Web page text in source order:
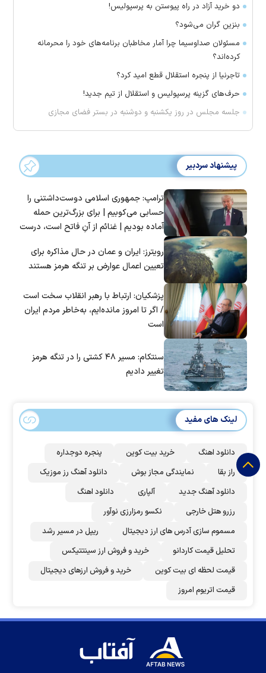
دو خرید آزاد در راه پیوستن به پرسپولیس!
بنزین گران می‌شود؟
مسئولان صداوسیما چرا آمار مخاطبان برنامه‌های خود را محرمانه
کرده‌اند؟
تاجرنیا از پنجره استقلال قطع امید کرد؟
حرف‌های گزینه پرسپولیس و استقلال از تیم جدید!
جلسه مجلس در روز یکشنبه و دوشنبه در بستر فضای مجازی
پیشنهاد سردبیر
ترامپ: جمهوری اسلامی دوست‌داشتنی را
حسابی می‌کوبیم | برای بزرگ‌ترین حمله
آماده بودیم | غنائم از آنِ فاتح است، درست
رویترز: ایران و عمان در حال مذاکره برای
تعیین اعمال عوارض بر تنگه هرمز هستند
پزشکیان: ارتباط با رهبر انقلاب سخت است
/ اگر تا امروز مانده‌ایم، به‌خاطر مردم ایران
است
سنتکام: مسیر ۴۸ کشتی را در تنگه هرمز
تغییر دادیم
لینک های مفید
دانلود اهنگ خرید بیت کوین
پنجره دوجداره
راز بقا
نمایندگی مجاز بوش
دانلود آهنگ رز‌ موزیک
دانلود آهنگ جدید
آلپاری
دانلود اهنگ
رزرو هتل خارجی
نکسو رمزارزی نوآور
مسموم سازی آدرس های ارز دیجیتال
ریپل در مسیر رشد
تحلیل قیمت کاردانو
خرید و فروش ارز سینتتیکس
قیمت لحظه ای بیت کوین
خرید و فروش ارزهای دیجیتال
قیمت اتریوم امروز